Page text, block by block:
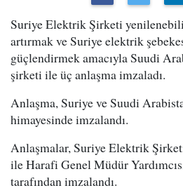
Suriye Elektrik Şirketi
artırmak ve Suriye elektrik
güçlendirmek amacıyla Suudi
şirketi ile üç anlaşma imzaladı.
Anlaşma, Suriye ve Suudi
himayesinde imzalandı.
Anlaşmalar, Suriye Elektrik
ile Harafi Genel Müdür
tarafından imzalandı.